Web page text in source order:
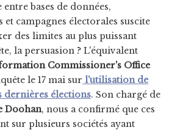
bases de données,
campagnes électorales suscite
des limites au plus puissant
la persuasion ? L'équivalent
Commissioner's Office
le 17 mai sur l'utilisation de
dernières élections. Son chargé de
Doohan, nous a confirmé que ces
sur plusieurs sociétés ayant